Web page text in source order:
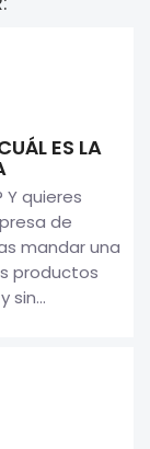
ES LA
Y quieres
de
mandar una
productos
sin...